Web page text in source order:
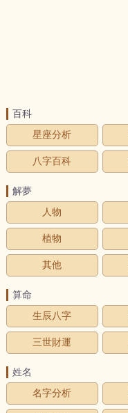
百科
星座分析
八字百科
解夢
人物
植物
其他
算命
生辰八字
三世財運
姓名
名字分析